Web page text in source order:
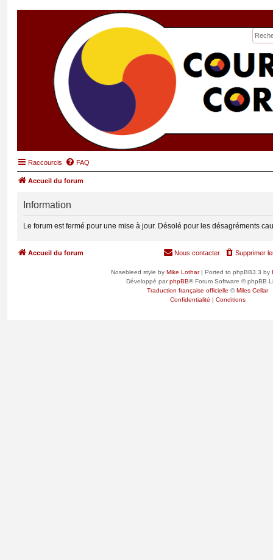
Raccourcis FAQ
Accueil du forum
Information
Le forum est fermé pour une mise à jour. Désolé pour les désagréments
Accueil du forum Supprimer
Nous contacter
Nosebleed style by Mike Lothar| Ported to phpBB3.3 by
Développé parphpBB® Forum Software © phpBB
Traduction française officielle ©Miles Cellar
Confidentialité | Conditions